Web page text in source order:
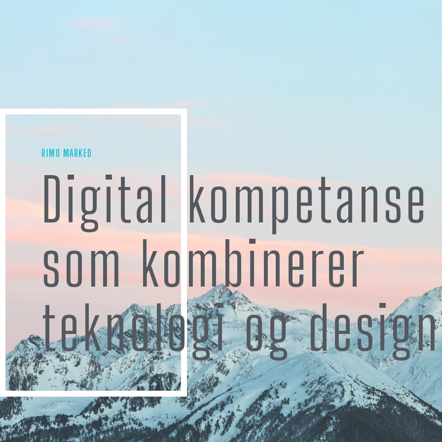
RIMO MARKED
Digital kompetanse
som kombinerer
teknologi og